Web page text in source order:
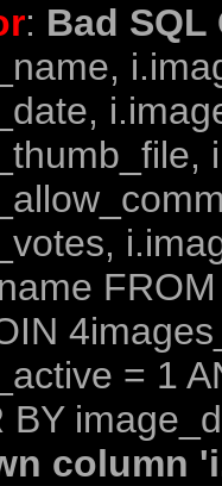
: Bad SQL
= 1
BY
column